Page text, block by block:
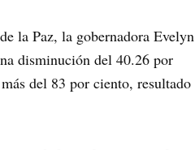
la Paz, la gobernadora Evelyn
disminución del 40.26 por
del 83 por ciento, resultado